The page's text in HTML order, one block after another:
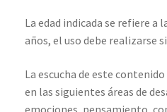
La edad indicada se refiere a
años, el uso debe realizarse
La escucha de este
en las siguientes áreas de